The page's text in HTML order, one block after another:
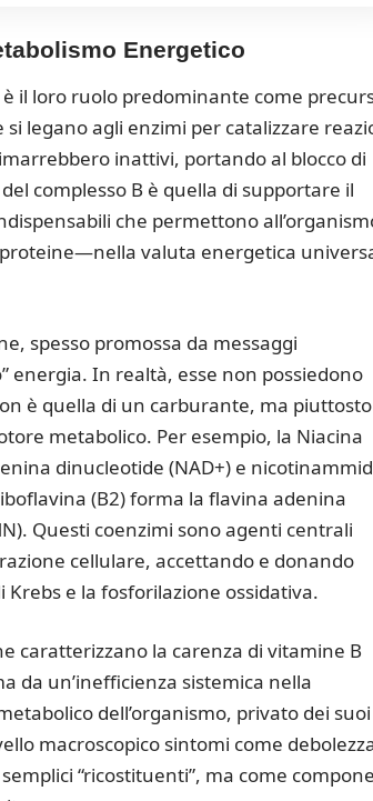
Energetico
il loro ruolo predominante come
legano agli enzimi per catalizzare
inattivi, portando al blocco di
complesso B è quella di supportare il
che permettono
valuta energetica
spesso promossa da messaggi
energia. In realtà, esse non possiedono
è quella di un carburante, ma piuttosto
metabolico. Per esempio, la Niacina
dinucleotide (NAD+) e
(B2) forma la flavina adenina
Questi coenzimi sono agenti centrali
cellulare, accettando e donando
Krebs e la fosforilazione ossidativa.
caratterizzano la carenza di vitamine B
da un’inefficienza sistemica nella
dell’organismo, privato dei suoi
macroscopico sintomi come
“ricostituenti”, ma come